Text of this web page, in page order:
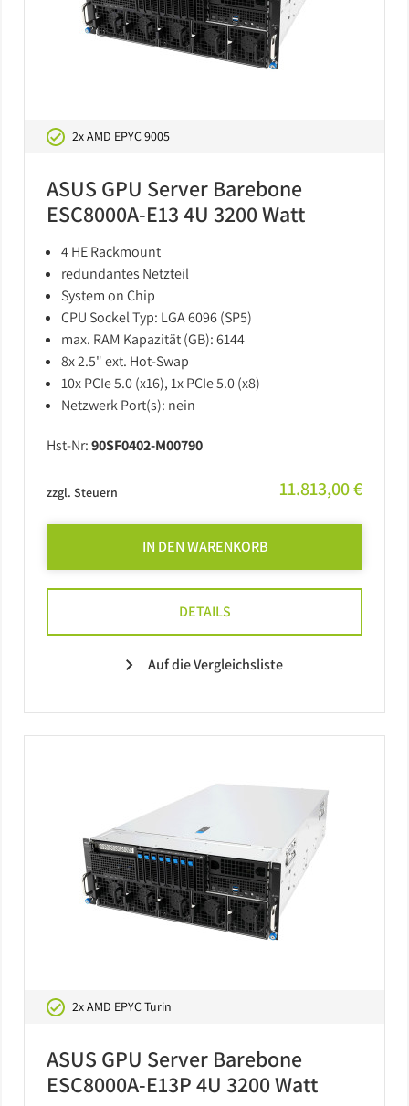
2x AMD EPYC 9005
ASUS GPU Server Barebone
ESC8000A-E13 4U 3200 Watt
4 HE Rackmount
redundantes Netzteil
System on Chip
CPU Sockel Typ: LGA 6096 (SP5)
max. RAM Kapazität (GB): 6144
8x 2.5" ext. Hot-Swap
10x PCIe 5.0 (x16), 1x PCIe 5.0 (x8)
Netzwerk Port(s): nein
Hst-Nr:90SF0402-M00790
zzgl. Steuern 11.813,00 €
IN DEN WARENKORB
DETAILS
Auf die Vergleichsliste
2x AMD EPYC Turin
ASUS GPU Server Barebone
ESC8000A-E13P 4U 3200 Watt